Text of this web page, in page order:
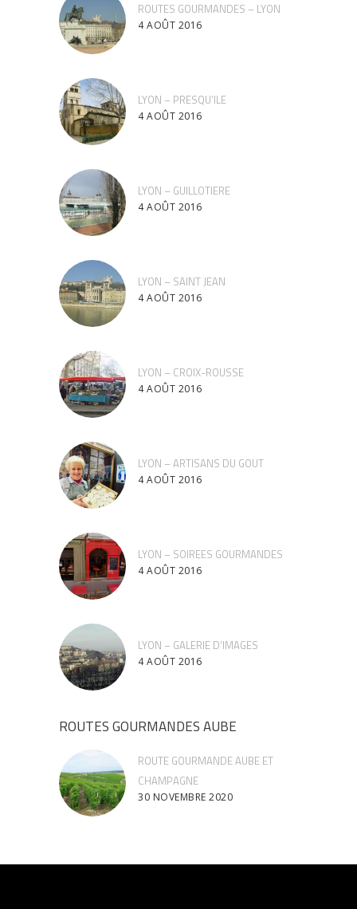
ROUTES GOURMANDES – LYON
4 AOÛT 2016
LYON – PRESQU’ILE
4 AOÛT 2016
LYON – GUILLOTIERE
4 AOÛT 2016
LYON – SAINT JEAN
4 AOÛT 2016
LYON – CROIX-ROUSSE
4 AOÛT 2016
LYON – ARTISANS DU GOUT
4 AOÛT 2016
LYON – SOIREES GOURMANDES
4 AOÛT 2016
LYON – GALERIE D’IMAGES
4 AOÛT 2016
ROUTES GOURMANDES AUBE
ROUTE GOURMANDE AUBE ET
CHAMPAGNE
30 NOVEMBRE 2020